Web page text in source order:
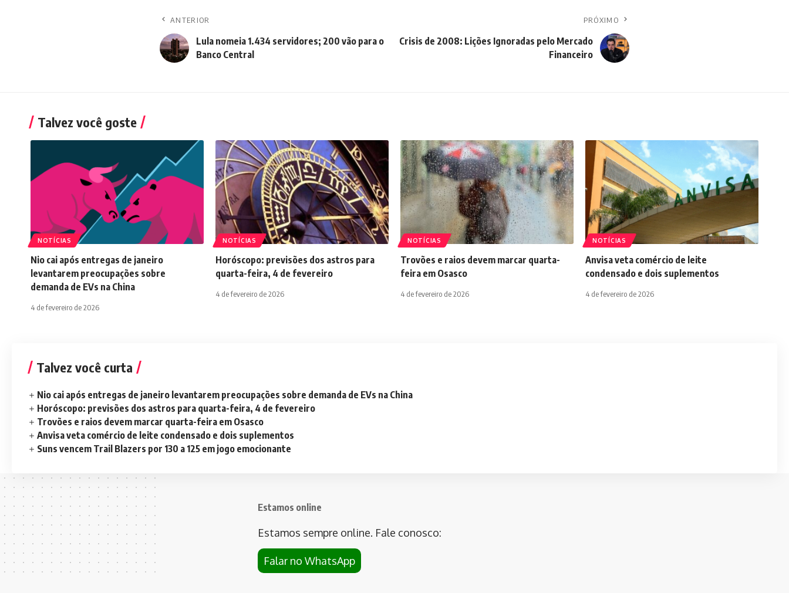
ANTERIOR
Lula nomeia 1.434 servidores; 200 vão para o
Banco Central
PRÓXIMO
Crisis de 2008: Lições Ignoradas pelo Mercado
Financeiro
Talvez você goste
NOTÍCIAS
Nio cai após entregas de janeiro
levantarem preocupações sobre
demanda de EVs na China
4 de fevereiro de 2026
NOTÍCIAS
Horóscopo: previsões dos astros para
quarta-feira, 4 de fevereiro
4 de fevereiro de 2026
NOTÍCIAS
Trovões e raios devem marcar quarta-
feira em Osasco
4 de fevereiro de 2026
NOTÍCIAS
Anvisa veta comércio de leite
condensado e dois suplementos
4 de fevereiro de 2026
Talvez você curta
Nio cai após entregas de janeiro levantarem preocupações sobre demanda de EVs na China
Horóscopo: previsões dos astros para quarta-feira, 4 de fevereiro
Trovões e raios devem marcar quarta-feira em Osasco
Anvisa veta comércio de leite condensado e dois suplementos
Suns vencem Trail Blazers por 130 a 125 em jogo emocionante
Estamos online
Estamos sempre online. Fale conosco:
Falar no WhatsApp